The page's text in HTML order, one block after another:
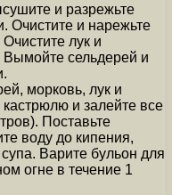
и разрежьте
Очистите и нарежьте
лук и
Вымойте сельдерей и
морковь, лук и
и залейте все
Поставьте
воду до кипения,
Варите бульон для
огне в течение 1